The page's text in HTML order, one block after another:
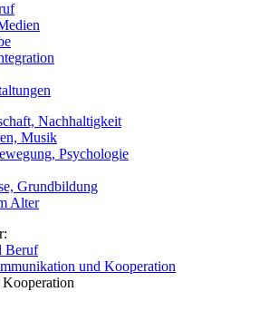
Nachhaltigkeit
Musik
Psychologie
Grundbildung
Alter
Beruf
und Kooperation